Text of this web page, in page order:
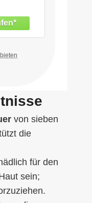
mit
und
zarter,
– Value
ml
von sieben
die
für den
sein;